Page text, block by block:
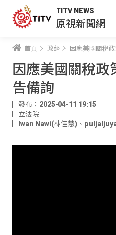
TITV NEWS
原視新聞網
首頁 政經 因應美國關稅
因應美國關稅政
告備詢
發布：2025-04-11 19:15
立法院
Iwan Nawi(林佳慧) 、